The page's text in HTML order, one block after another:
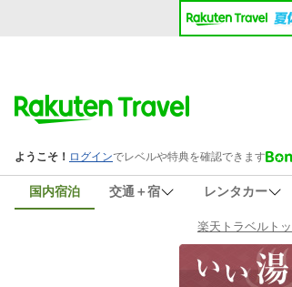
国内宿泊 交通＋宿 レンタカー
楽天トラベルト